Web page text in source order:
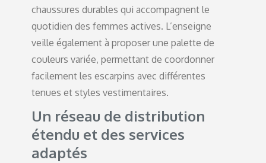
chaussures durables qui accompagnent le
quotidien des femmes actives. L’enseigne
veille également à proposer une palette de
couleurs variée, permettant de coordonner
facilement les escarpins avec différentes
tenues et styles vestimentaires.
Un réseau de distribution
étendu et des services
adaptés